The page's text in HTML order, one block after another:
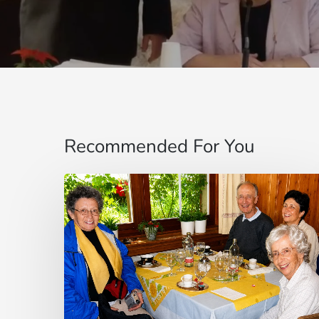
Recommended For You
Cardenal
Camillo
Ruini
un
«fiel
pastor»